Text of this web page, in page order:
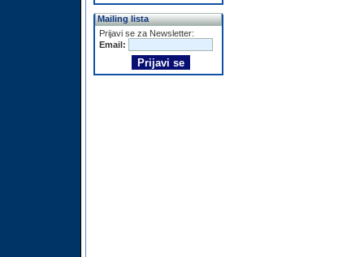
Mailing lista
Prijavi se za Newsletter:
Email: